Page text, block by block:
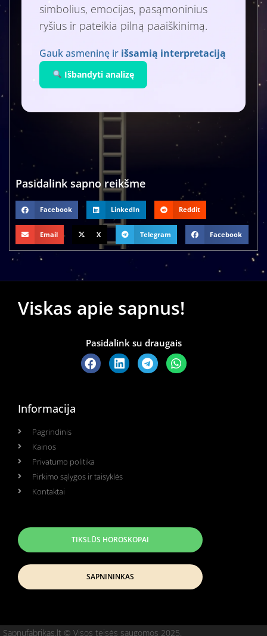
simbolius, emocijas, pasąmoninius
ryšius ir pateikia pilną paaiškinimą.
Gauk asmeninę ir išsamią interpretaciją
Išbandyti analizę
Pasidalink sapno reikšme
Facebook LinkedIn Reddit
Email X Telegram Facebook
Viskas apie sapnus!
Pasidalink su draugais
Informacija
Pagrindinis
Kainos
Privatumo politika
Pirkimo sąlygos ir taisyklės
Kontaktai
TIKSLŪS HOROSKOPAI
SAPNININKAS
Sapnufabrikas.lt © Visos teisės saugomos 2025.